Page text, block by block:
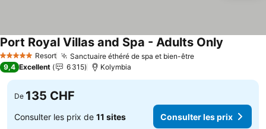
5 Étoiles Resort Sanctuaire éthéré de spa et bien-êtreConsulter les
Port Royal Villas and Spa - Adults Only
9,4 Excellent 6 315 Kolymbia
De 135 CHF
Consulter les prix de 11 sites Consulter les prix